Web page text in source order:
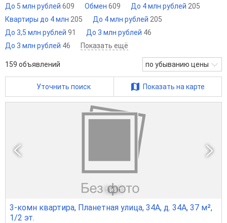
До 5 млн рублей 609 Обмен 609 До 4 млн рублей 205
Квартиры до 4 млн 205 До 4 млн рублей 205
До 3,5 млн рублей 91 До 3 млн рублей 46
До 3 млн рублей 46 Показать ещё
159 объявлений по убыванию цены
Уточнить поиск Показать на карте
1 из 1
3-комн квартира, Планетная улица, 34А, д. 34А, 37 м²,
1/2 эт.